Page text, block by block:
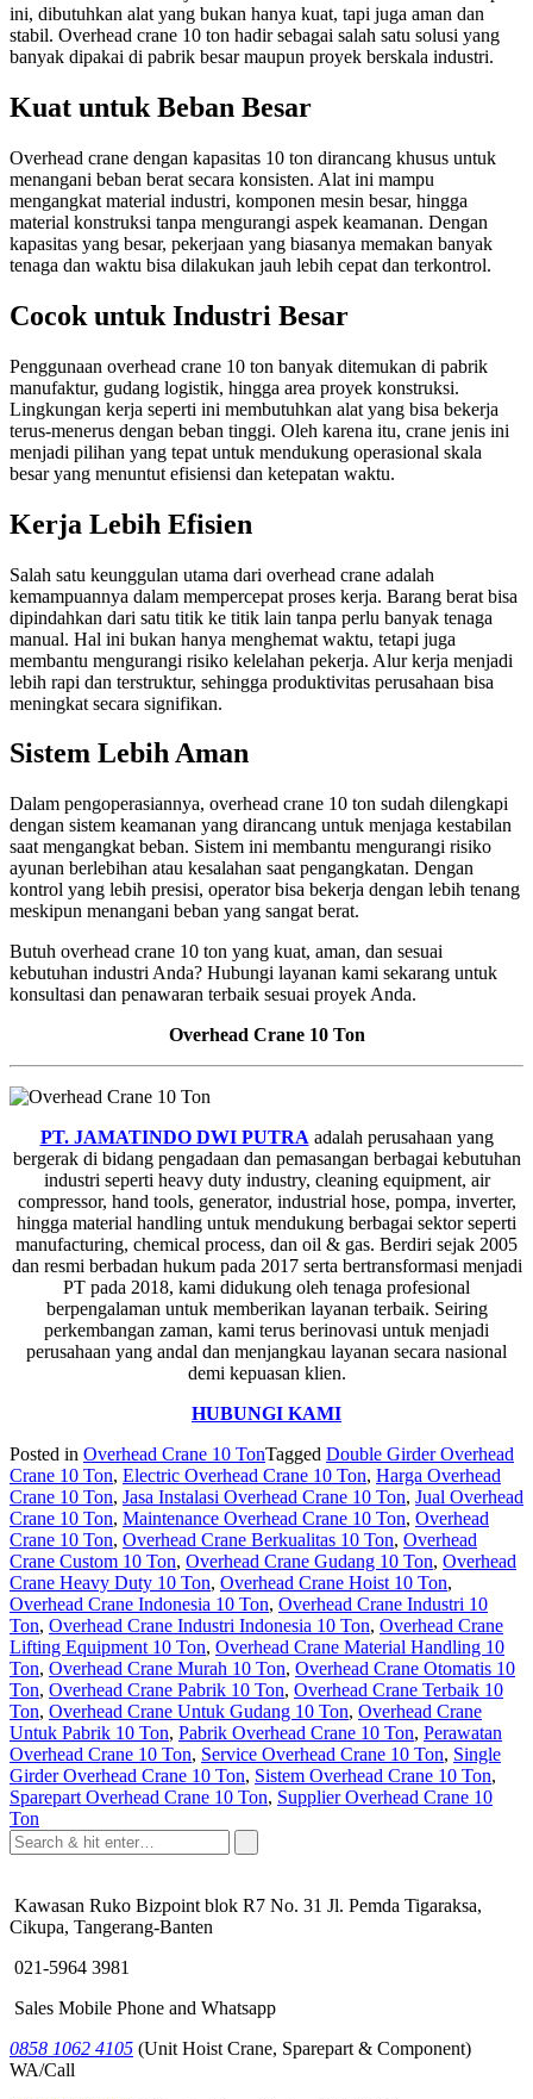
ini, dibutuhkan alat yang bukan hanya kuat, tapi juga aman dan
stabil. Overhead crane 10 ton hadir sebagai salah satu solusi yang
banyak dipakai di pabrik besar maupun proyek berskala industri.
Kuat untuk Beban Besar
Overhead crane dengan kapasitas 10 ton dirancang khusus untuk
menangani beban berat secara konsisten. Alat ini mampu
mengangkat material industri, komponen mesin besar, hingga
material konstruksi tanpa mengurangi aspek keamanan. Dengan
kapasitas yang besar, pekerjaan yang biasanya memakan banyak
tenaga dan waktu bisa dilakukan jauh lebih cepat dan terkontrol.
Cocok untuk Industri Besar
Penggunaan overhead crane 10 ton banyak ditemukan di pabrik
manufaktur, gudang logistik, hingga area proyek konstruksi.
Lingkungan kerja seperti ini membutuhkan alat yang bisa bekerja
terus-menerus dengan beban tinggi. Oleh karena itu, crane jenis ini
menjadi pilihan yang tepat untuk mendukung operasional skala
besar yang menuntut efisiensi dan ketepatan waktu.
Kerja Lebih Efisien
Salah satu keunggulan utama dari overhead crane adalah
kemampuannya dalam mempercepat proses kerja. Barang berat bisa
dipindahkan dari satu titik ke titik lain tanpa perlu banyak tenaga
manual. Hal ini bukan hanya menghemat waktu, tetapi juga
membantu mengurangi risiko kelelahan pekerja. Alur kerja menjadi
lebih rapi dan terstruktur, sehingga produktivitas perusahaan bisa
meningkat secara signifikan.
Sistem Lebih Aman
Dalam pengoperasiannya, overhead crane 10 ton sudah dilengkapi
dengan sistem keamanan yang dirancang untuk menjaga kestabilan
saat mengangkat beban. Sistem ini membantu mengurangi risiko
ayunan berlebihan atau kesalahan saat pengangkatan. Dengan
kontrol yang lebih presisi, operator bisa bekerja dengan lebih tenang
meskipun menangani beban yang sangat berat.
Butuh overhead crane 10 ton yang kuat, aman, dan sesuai
kebutuhan industri Anda? Hubungi layanan kami sekarang untuk
konsultasi dan penawaran terbaik sesuai proyek Anda.
Overhead Crane 10 Ton
PT. JAMATINDO DWI PUTRA adalah perusahaan yang
bergerak di bidang pengadaan dan pemasangan berbagai kebutuhan
industri seperti heavy duty industry, cleaning equipment, air
compressor, hand tools, generator, industrial hose, pompa, inverter,
hingga material handling untuk mendukung berbagai sektor seperti
manufacturing, chemical process, dan oil & gas. Berdiri sejak 2005
dan resmi berbadan hukum pada 2017 serta bertransformasi menjadi
PT pada 2018, kami didukung oleh tenaga profesional
berpengalaman untuk memberikan layanan terbaik. Seiring
perkembangan zaman, kami terus berinovasi untuk menjadi
perusahaan yang andal dan menjangkau layanan secara nasional
demi kepuasan klien.
HUBUNGI KAMI
Posted in Overhead Crane 10 TonTagged Double Girder Overhead
Crane 10 Ton, Electric Overhead Crane 10 Ton, Harga Overhead
Crane 10 Ton, Jasa Instalasi Overhead Crane 10 Ton, Jual Overhead
Crane 10 Ton, Maintenance Overhead Crane 10 Ton, Overhead
Crane 10 Ton, Overhead Crane Berkualitas 10 Ton, Overhead
Crane Custom 10 Ton, Overhead Crane Gudang 10 Ton, Overhead
Crane Heavy Duty 10 Ton, Overhead Crane Hoist 10 Ton,
Overhead Crane Indonesia 10 Ton, Overhead Crane Industri 10
Ton, Overhead Crane Industri Indonesia 10 Ton, Overhead Crane
Lifting Equipment 10 Ton, Overhead Crane Material Handling 10
Ton, Overhead Crane Murah 10 Ton, Overhead Crane Otomatis 10
Ton, Overhead Crane Pabrik 10 Ton, Overhead Crane Terbaik 10
Ton, Overhead Crane Untuk Gudang 10 Ton, Overhead Crane
Untuk Pabrik 10 Ton, Pabrik Overhead Crane 10 Ton, Perawatan
Overhead Crane 10 Ton, Service Overhead Crane 10 Ton, Single
Girder Overhead Crane 10 Ton, Sistem Overhead Crane 10 Ton,
Sparepart Overhead Crane 10 Ton, Supplier Overhead Crane 10
Ton
Kawasan Ruko Bizpoint blok R7 No. 31 Jl. Pemda Tigaraksa,
Cikupa, Tangerang-Banten
021-5964 3981
Sales Mobile Phone and Whatsapp
0858 1062 4105 (Unit Hoist Crane, Sparepart & Component)
WA/Call